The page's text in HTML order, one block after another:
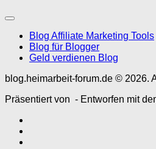
Blog Affiliate Marketing Tools
Blog für Blogger
Geld verdienen Blog
blog.heimarbeit-forum.de © 2026.
Präsentiert von - Entworfen mit